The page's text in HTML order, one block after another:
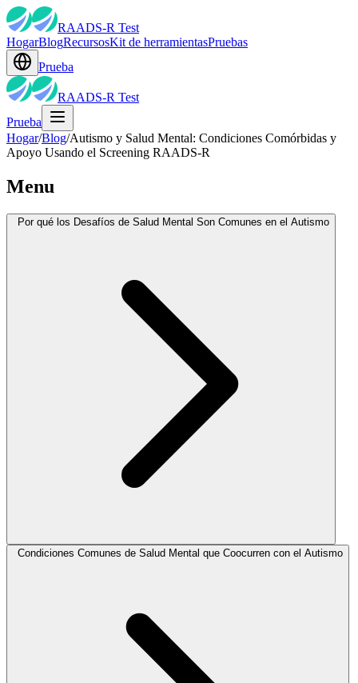
RAADS-R Test
HogarBlogRecursosKit de herramientasPruebas
Prueba
RAADS-R Test
Prueba
Hogar/Blog/Autismo y Salud Mental: Condiciones Comórbidas y
Apoyo Usando el Screening RAADS-R
Menu
Por qué los Desafíos de Salud Mental Son Comunes en el Autismo
Condiciones Comunes de Salud Mental que Coocurren con el Autismo